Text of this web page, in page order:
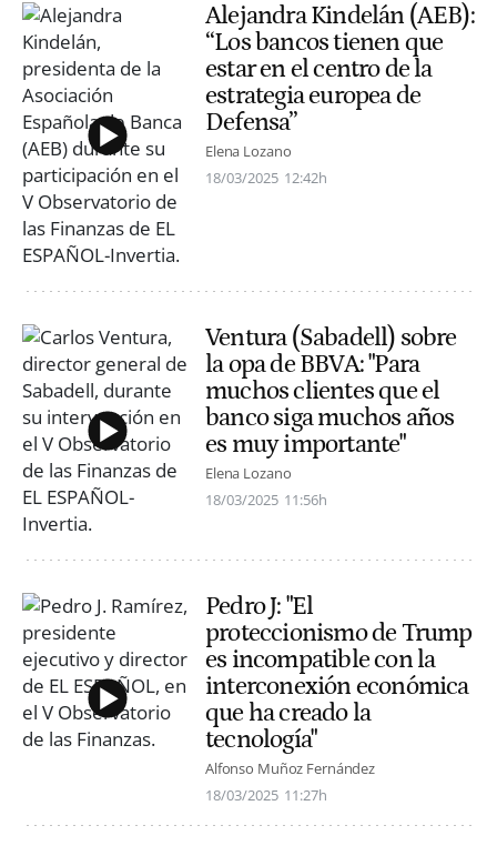
Alejandra Kindelán (AEB):
“Los bancos tienen que
estar en el centro de la
estrategia europea de
Defensa”
Elena Lozano
18/03/2025 12:42h
Ventura (Sabadell) sobre
la opa de BBVA: "Para
muchos clientes que el
banco siga muchos años
es muy importante"
Elena Lozano
18/03/2025 11:56h
Pedro J: "El
proteccionismo de Trump
es incompatible con la
interconexión económica
que ha creado la
tecnología"
Alfonso Muñoz Fernández
18/03/2025 11:27h